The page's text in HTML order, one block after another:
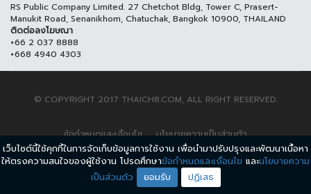
RS Public Company Limited. 27 Chetchot Bldg, Tower C, Prasert-
Manukit Road, Senanikhom, Chatuchak, Bangkok 10900, THAILAND
ติดต่อลงโฆษณา
+66 2 037 8888
+668 4940 4303
© COPYRIGHT 2017 THAICH8.COM, ALL RIGHT RESERVED.
ข้อกำหนดและเงื่อนไข นโยบายความเป็นส่วนตัว
เว็บไซต์นี้ใช้คุกกี้ในการจัดเก็บข้อมูลการใช้งาน เพื่อนำมาปรับปรุงและพัฒนาเนื้อหา
ให้ตรงความสนใจของผู้ใช้งาน โปรดศึกษาข้อกำหนดและเงื่อนไข และนโยบายความ
เป็นส่วนตัว
ยอมรับ ปฏิเสธ